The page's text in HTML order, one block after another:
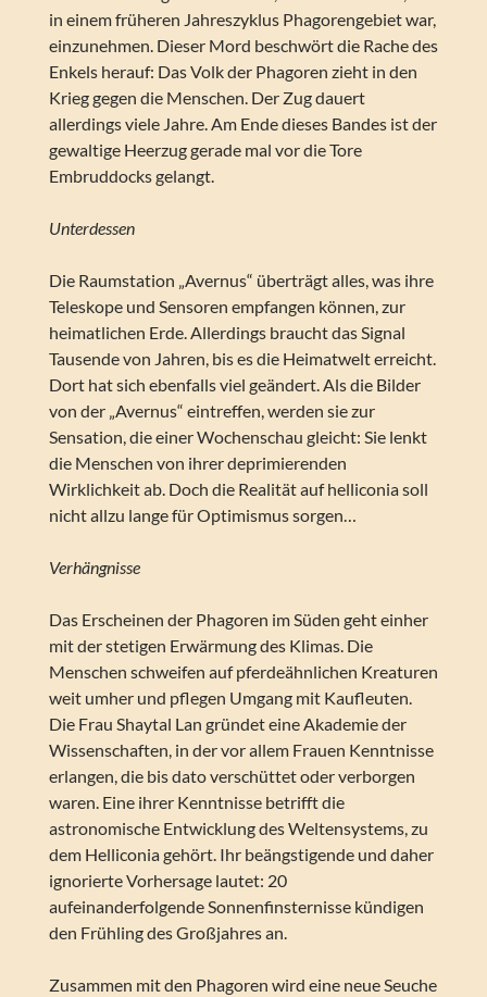
in einem früheren Jahreszyklus Phagorengebiet war,
einzunehmen. Dieser Mord beschwört die Rache des
Enkels herauf: Das Volk der Phagoren zieht in den
Krieg gegen die Menschen. Der Zug dauert
allerdings viele Jahre. Am Ende dieses Bandes ist der
gewaltige Heerzug gerade mal vor die Tore
Embruddocks gelangt.
Unterdessen
Die Raumstation „Avernus“ überträgt alles, was ihre
Teleskope und Sensoren empfangen können, zur
heimatlichen Erde. Allerdings braucht das Signal
Tausende von Jahren, bis es die Heimatwelt erreicht.
Dort hat sich ebenfalls viel geändert. Als die Bilder
von der „Avernus“ eintreffen, werden sie zur
Sensation, die einer Wochenschau gleicht: Sie lenkt
die Menschen von ihrer deprimierenden
Wirklichkeit ab. Doch die Realität auf helliconia soll
nicht allzu lange für Optimismus sorgen…
Verhängnisse
Das Erscheinen der Phagoren im Süden geht einher
mit der stetigen Erwärmung des Klimas. Die
Menschen schweifen auf pferdeähnlichen Kreaturen
weit umher und pflegen Umgang mit Kaufleuten.
Die Frau Shaytal Lan gründet eine Akademie der
Wissenschaften, in der vor allem Frauen Kenntnisse
erlangen, die bis dato verschüttet oder verborgen
waren. Eine ihrer Kenntnisse betrifft die
astronomische Entwicklung des Weltensystems, zu
dem Helliconia gehört. Ihr beängstigende und daher
ignorierte Vorhersage lautet: 20
aufeinanderfolgende Sonnenfinsternisse kündigen
den Frühling des Großjahres an.
Zusammen mit den Phagoren wird eine neue Seuche